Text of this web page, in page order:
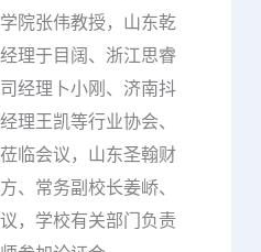
院张伟教授，山东乾
理于目阔、浙江思睿
经理卜小刚、济南抖
理王凯等行业协会、
临会议，山东圣翰财
、常务副校长姜峤、
，学校有关部门负责